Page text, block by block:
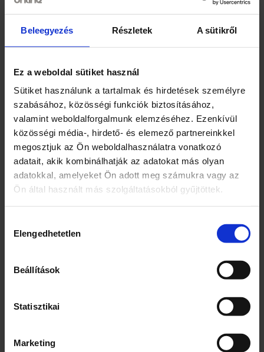
Beleegyezés Részletek A sütikről
Ez a weboldal sütiket használ
Sütiket használunk a tartalmak és hirdetések személyre
szabásához, közösségi funkciók biztosításához,
valamint weboldalforgalmunk elemzéséhez. Ezenkívül
közösségi média-, hirdető- és elemező partnereinkkel
megosztjuk az Ön weboldalhasználatra vonatkozó
adatait, akik kombinálhatják az adatokat más olyan
adatokkal, amelyeket Ön adott meg számukra vagy az
Ön által használt más szolgáltatásokból gyűjtöttek.
kiválasztása
Elengedhetetlen
Beállítások
Statisztikai
Marketing
Vásárlói információ: Meggle Hungary Kft,
www.meggle.hu; meggle@meggle.hu
Növényi zsír alapú készítmény hab
hőmérsékleten hőkezelt (UHT).
Márka
Meggle
Jellemzők
Növényi zsírral
Kiszerelés
Egység (szabadon)
Ivóvíz